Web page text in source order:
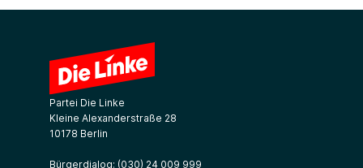
Partei Die Linke
Kleine Alexanderstraße 28
10178 Berlin
Bürgerdialog: (030) 24 009 999